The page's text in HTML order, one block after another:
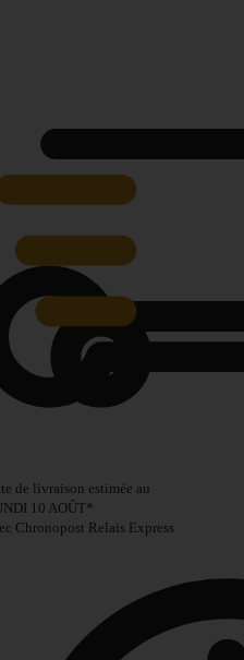
de livraison estimée au
10 AOÛT*
Chronopost Relais Express